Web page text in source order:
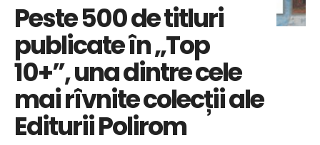
Peste 500 de titluri
publicate în „Top
10+”, una dintre cele
mai rîvnite colecții ale
Editurii Polirom